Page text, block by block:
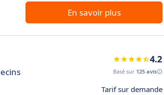
En savoir plus
4.2
Basé sur 125 avis
Tarif sur demande